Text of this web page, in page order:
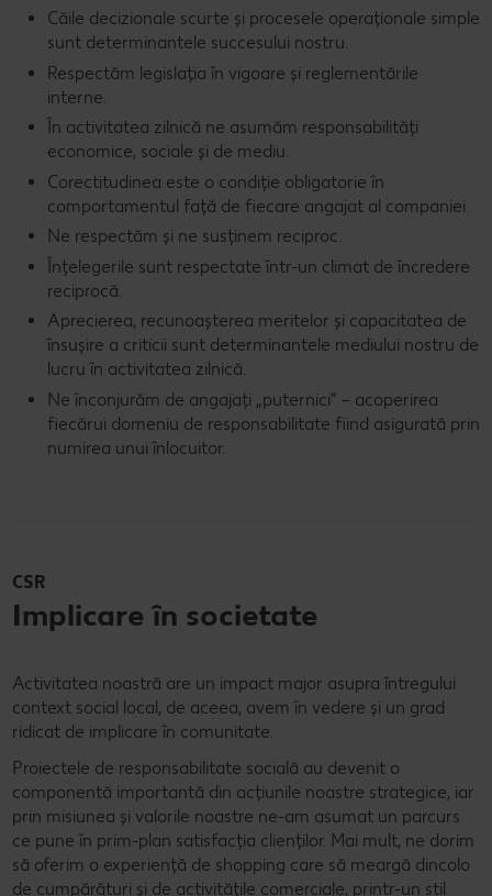
Căile decizionale scurte şi procesele operaţionale simple
sunt determinantele succesului nostru.
Respectăm legislaţia în vigoare şi reglementările
interne.
În activitatea zilnică ne asumăm responsabilităţi
economice, sociale şi de mediu.
Corectitudinea este o condiţie obligatorie în
comportamentul faţă de fiecare angajat al companiei.
Ne respectăm şi ne susţinem reciproc.
Înţelegerile sunt respectate într-un climat de încredere
reciprocă.
Aprecierea, recunoaşterea meritelor şi capacitatea de
însuşire a criticii sunt determinantele mediului nostru de
lucru în activitatea zilnică.
Ne înconjurăm de angajaţi „puternici” – acoperirea
fiecărui domeniu de responsabilitate fiind asigurată prin
numirea unui înlocuitor.
CSR
Implicare în societate
Activitatea noastră are un impact major asupra întregului
context social local, de aceea, avem în vedere și un grad
ridicat de implicare în comunitate.
Proiectele de responsabilitate socială au devenit o
componentă importantă din acțiunile noastre strategice, iar
prin misiunea și valorile noastre ne-am asumat un parcurs
ce pune în prim-plan satisfacția clienților. Mai mult, ne dorim
să oferim o experiență de shopping care să meargă dincolo
de cumpărături și de activitățile comerciale, printr-un stil